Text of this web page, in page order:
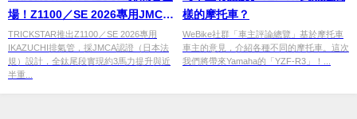
場！Z1100／SE 2026專用JMCA
認證尾段介紹
TRICKSTAR推出Z1100／SE 2026專用
IKAZUCHI排氣管，採JMCA認證（日本法
規）設計，全鈦尾段實現約3馬力提升與近
半重...
樣的摩托車？
​​WeBike社群「車主評論總覽」基於摩托車
車主的意見，介紹各種不同的摩托車。這次
我們將帶來Yamaha的「YZF-R3」！...